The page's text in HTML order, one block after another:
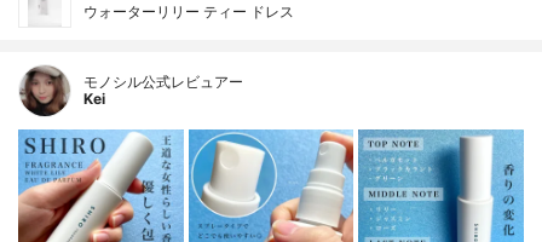
ウォーターリリー ティー ドレス
モノシル公式レビュアー
Kei